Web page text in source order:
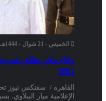
الخميس - 21 شوال - 1444هـ / 11 مايو - 2023م / 6:29 مساءً
وفاء مكي تطلق
2001
القاهره / سفنكس نيوز
الإعلامية ميار